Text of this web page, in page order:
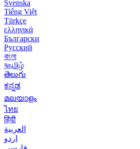
Svenska
Tiếng Việt
Türkçe
ελληνικά
Български
Русский
বাংলা
বதமிழ்
తెలుగు
ಕನ್ನಡ
മലയാളം
ไทย
हिंदी
العربية
اردو